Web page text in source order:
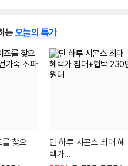
는 오늘의 특가
를 찾으
단 하루 시몬스 최대 혜
택가